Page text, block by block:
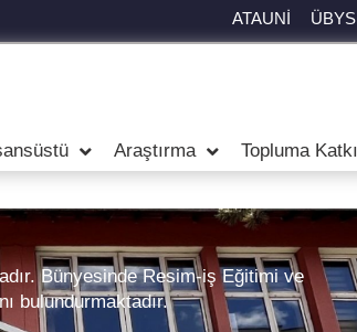
ATAUNİ ÜBYS
Araştırma Topluma Katkı
Bünyesinde Resim-iş Eğitimi ve
bulundurmaktadır.